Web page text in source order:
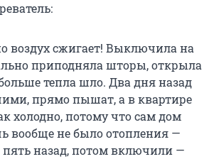
воздух сжигает! Выключила на
приподняла шторы, открыла
тепла шло. Два дня назад
прямо пышат, а в квартире
холодно, потому что сам дом
вообще не было отопления —
назад, потом включили —